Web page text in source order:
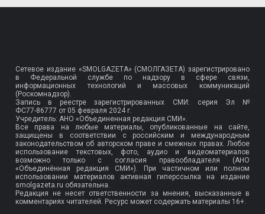
Сетевое издание «SMOLGAZETA» (СМОЛГАЗЕТА) зарегистрировано
в Федеральной службе по надзору в сфере связи,
информационных технологий и массовых коммуникаций
(Роскомнадзор).
Запись в реестре зарегистрированных СМИ: серия Эл №
ФС77-86777 от 05 февраля 2024 г.
Учредитель: АНО «Объединенная редакция СМИ».
Все права на любые материалы, опубликованные на сайте,
защищены в соответствии с российским и международным
законодательством об авторском праве и смежных правах. Любое
использование текстовых, фото, аудио и видеоматериалов
возможно только с согласия правообладателя (АНО
«Объединённая редакция СМИ»). При частичном или полном
использовании материалов активная гиперссылка на издание
smolgazeta.ru обязательна.
Редакция не несет ответственности за мнения, высказанные в
комментариях читателей. Ресурс может содержать материалы 16+.